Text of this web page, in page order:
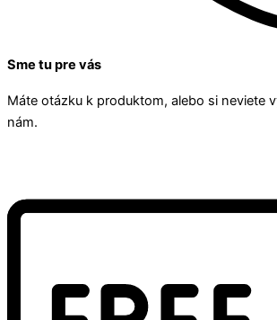
Sme tu pre vás
Máte otázku k produktom, alebo si neviete
nám.